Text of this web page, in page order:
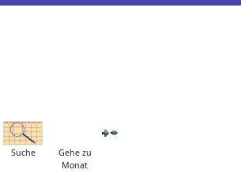
Suche
Gehe zu
Monat